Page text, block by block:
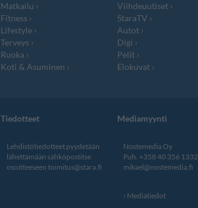
Matkailu
Fitness
Lifestyle
Terveys
Ruoka
Koti & Asuminen
Viihdeuutiset
StaraTV
Autot
Digi
Pelit
Elokuvat
Tiedotteet
Lehdistötiedotteet pyydetään
lähettämään sähköpostitse
osoitteeseen toimitus@stara.fi
Mediamyynti
Nostemedia Oy
Puh. +358 40 356 1332
mikael@nostemedia.fi
Mediatiedot